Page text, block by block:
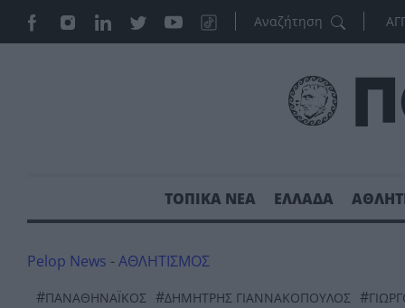
ΤΟΠΙΚΑ ΝΕΑ ΕΛΛΑΔΑ
Pelop News -ΑΘΛΗΤΙΣΜΟΣ
#ΠΑΝΑΘΗΝΑΪΚΌΣ #ΔΗΜΗΤΡΗΣ ΓΙΑΝΝΑΚΟΠΟΥΛΟΣ #